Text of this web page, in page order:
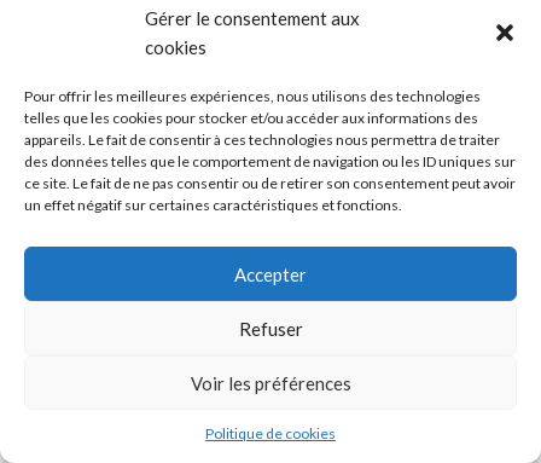
Gérer le consentement aux
cookies
Pour offrir les meilleures expériences, nous utilisons des technologies
telles que les cookies pour stocker et/ou accéder aux informations des
appareils. Le fait de consentir à ces technologies nous permettra de traiter
des données telles que le comportement de navigation ou les ID uniques sur
ce site. Le fait de ne pas consentir ou de retirer son consentement peut avoir
un effet négatif sur certaines caractéristiques et fonctions.
Accepter
Refuser
Voir les préférences
Politique de cookies
RETOUR À LA BOUTIQUE
Mentions légales-Cookies-Confidentialité-CGV -CGU
Copyright © 2023. Natou Elec – Création du site internet et infogérance par
REUNIOWEB
Ce site a été financé à l'aide du FEDER (REACT-EU) dans le cadre de la réponse à
l'Union européenne à la pandémie COVID-19. L'Europe s'engage à la Réunion.
Favoris Panier